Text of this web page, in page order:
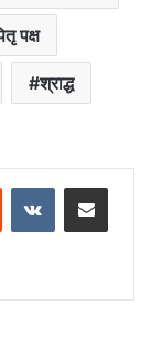
पक्ष
श्राद्ध
Reddit VKontakteShare via Email